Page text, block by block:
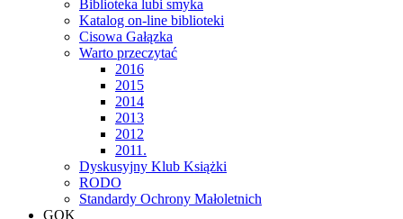
Biblioteka lubi smyka
Katalog on-line biblioteki
Cisowa Gałązka
Warto przeczytać
2016
2015
2014
2013
2012
2011.
Dyskusyjny Klub Książki
RODO
Standardy Ochrony Małoletnich
GOK